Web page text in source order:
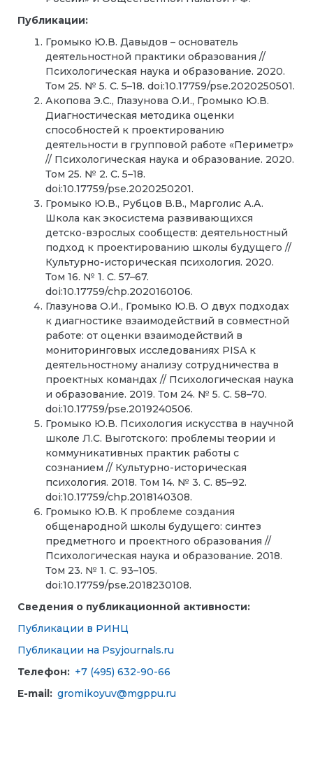
Публикации:
Громыко Ю.В. Давыдов – основатель
деятельностной практики образования //
Психологическая наука и образование. 2020.
Том 25. № 5. С. 5–18. doi:10.17759/pse.2020250501.
Акопова Э.С., Глазунова О.И., Громыко Ю.В.
Диагностическая методика оценки
способностей к проектированию
деятельности в групповой работе «Периметр»
// Психологическая наука и образование. 2020.
Том 25. № 2. С. 5–18.
doi:10.17759/pse.2020250201.
Громыко Ю.В., Рубцов В.В., Марголис А.А.
Школа как экосистема развивающихся
детско-взрослых сообществ: деятельностный
подход к проектированию школы будущего //
Культурно-историческая психология. 2020.
Том 16. № 1. С. 57–67.
doi:10.17759/chp.2020160106.
Глазунова О.И., Громыко Ю.В. О двух подходах
к диагностике взаимодействий в совместной
работе: от оценки взаимодействий в
мониторинговых исследованиях PISA к
деятельностному анализу сотрудничества в
проектных командах // Психологическая наука
и образование. 2019. Том 24. № 5. С. 58–70.
doi:10.17759/pse.2019240506.
Громыко Ю.В. Психология искусства в научной
школе Л.С. Выготского: проблемы теории и
коммуникативных практик работы с
сознанием // Культурно-историческая
психология. 2018. Том 14. № 3. С. 85–92.
doi:10.17759/chp.2018140308.
Громыко Ю.В. К проблеме создания
общенародной школы будущего: синтез
предметного и проектного образования //
Психологическая наука и образование. 2018.
Том 23. № 1. С. 93–105.
doi:10.17759/pse.2018230108.
Сведения о публикационной активности:
Публикации в РИНЦ
Публикации на Psyjournals.ru
Телефон: +7 (495) 632-90-66
E-mail: gromikoyuv@mgppu.ru